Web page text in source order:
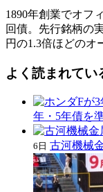
1890年創業でオフ
回債。先行銘柄の
円の1.3倍ほどのオ
よく読まれてい
年・5年債を
6日 古河機械